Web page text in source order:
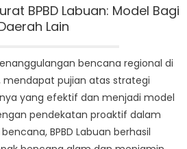
BPBD
Menes:
Upaya
BPBD Labuan: Model Bagi
Lain
bencana regional di
mendapat pujian atas strategi
yang efektif dan menjadi model
pendekatan proaktif dalam
BPBD Labuan berhasil